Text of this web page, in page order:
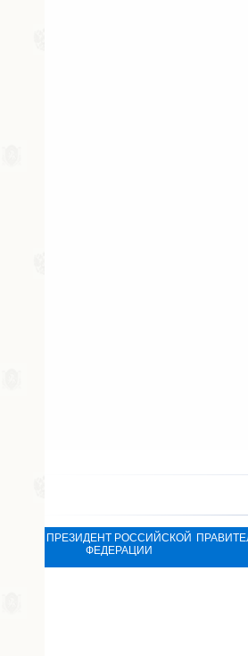
ПРЕЗИДЕНТ РОССИЙСКОЙ
ФЕДЕРАЦИИ